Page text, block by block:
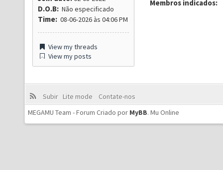
D.O.B: Não especificado
Time: 08-06-2026 às 04:06 PM
View my threads
View my posts
Membros indicados:
Subir Lite mode
Contate-nos
MEGAMU Team - Forum Criado por MyBB. Mu Online